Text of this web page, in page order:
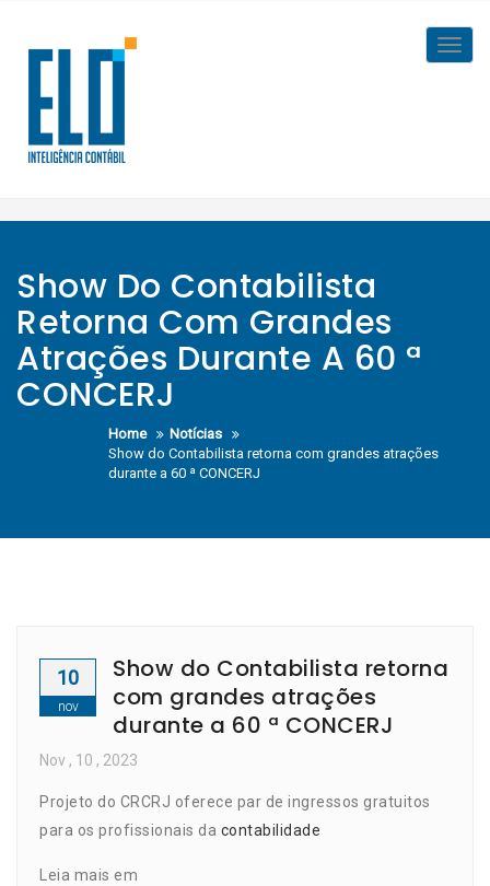
content
Show Do Contabilista
Retorna Com Grandes
Atrações Durante A 60 ª
CONCERJ
Home
Notícias
Show do Contabilista retorna com grandes atrações
durante a 60 ª CONCERJ
10
nov
Show do Contabilista retorna
com grandes atrações
durante a 60 ª CONCERJ
Nov , 10 , 2023
Projeto do CRCRJ oferece par de ingressos gratuitos
para os profissionais da contabilidade
Leia mais em